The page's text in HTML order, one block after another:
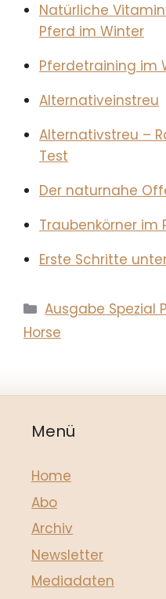
Natürliche
Pferd im Winter
Pferdetraining im
Alternativeinstreu
Alternativstreu –
Test
Der naturnahe
Traubenkörner im
Erste Schritte
Kategorien
Ausgabe Spezial
Horse
Menü
Home
Abo
Archiv
Newsletter
Mediadaten